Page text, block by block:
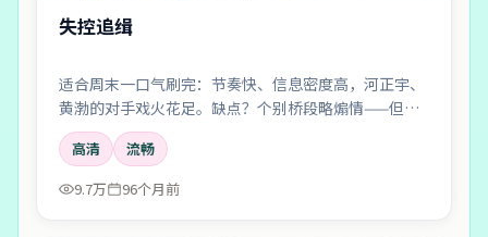
失控追缉
适合周末一口气刷完：节奏快、信息密度高，河正宇、
黄渤的对手戏火花足。缺点？个别桥段略煽情——但瑕
不掩瑜。
高清
流畅
9.7万
96个月前